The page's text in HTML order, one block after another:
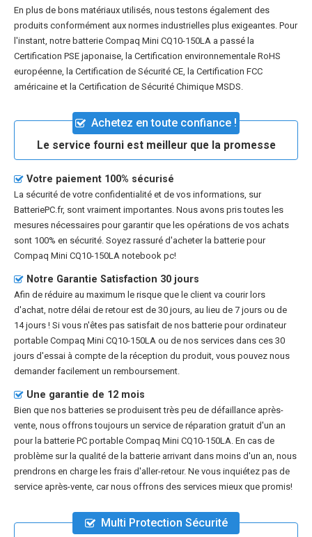
En plus de bons matériaux utilisés, nous testons également des
produits conformément aux normes industrielles plus exigeantes. Pour
l'instant, notre batterie Compaq Mini CQ10-150LA a passé la
Certification PSE japonaise, la Certification environnementale RoHS
européenne, la Certification de Sécurité CE, la Certification FCC
américaine et la Certification de Sécurité Chimique MSDS.
Achetez en toute confiance !
Le service fourni est meilleur que la promesse
Votre paiement 100% sécurisé
La sécurité de votre confidentialité et de vos informations, sur
BatteriePC.fr, sont vraiment importantes. Nous avons pris toutes les
mesures nécessaires pour garantir que les opérations de vos achats
sont 100% en sécurité. Soyez rassuré d'acheter la batterie pour
Compaq Mini CQ10-150LA notebook pc!
Notre Garantie Satisfaction 30 jours
Afin de réduire au maximum le risque que le client va courir lors
d'achat, notre délai de retour est de 30 jours, au lieu de 7 jours ou de
14 jours ! Si vous n'êtes pas satisfait de nos batterie pour ordinateur
portable Compaq Mini CQ10-150LA ou de nos services dans ces 30
jours d'essai à compte de la réception du produit, vous pouvez nous
demander facilement un remboursement.
Une garantie de 12 mois
Bien que nos batteries se produisent très peu de défaillance après-
vente, nous offrons toujours un service de réparation gratuit d'un an
pour la batterie PC portable Compaq Mini CQ10-150LA . En cas de
problème sur la qualité de la batterie arrivant dans moins d'un an, nous
prendrons en charge les frais d'aller-retour. Ne vous inquiétez pas de
service après-vente, car nous offrons des services mieux que promis!
Multi Protection Sécurité